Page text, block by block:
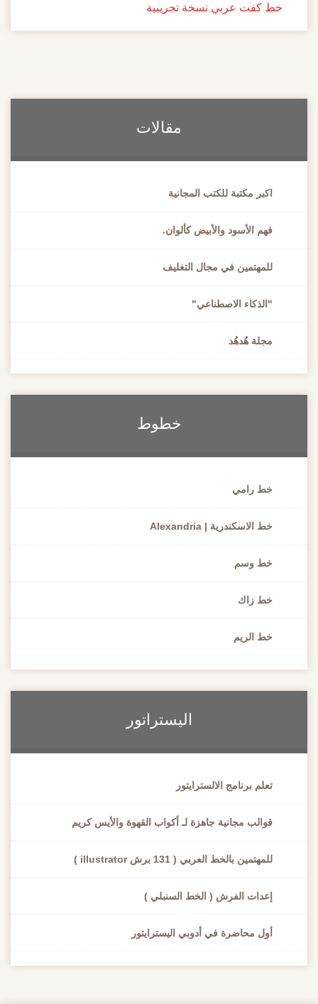
خط كفت عربي نسخة تجريبية
مقالات
اكبر مكتبة للكتب المجانية
فهم الأسود والأبيض كألوان.
للمهتمين في مجال التغليف
"الذكاء الاصطناعي"
مجلة هُدهُد
خطوط
خط رامي
خط الاسكندرية | Alexandria
خط وسم
خط زاك
خط الريم
اليستراتور
تعلم برنامج الالسترايتور
قوالب مجانية جاهزة لـ أكواب القهوة والأيس كريم
للمهتمين بالخط العربي ( 131 برش illustrator )
إعدات الفرش ( الخط السنبلي )
أول محاضرة في أدوبي اليسترايتور